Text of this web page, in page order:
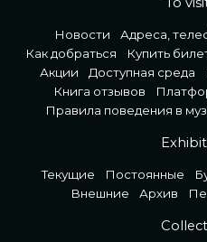
Новости
Адреса,
Как добраться
Купить
Акции
Доступная среда
Книга отзывов
Правила поведения в
Текущие Постоянные
Внешние
Архив